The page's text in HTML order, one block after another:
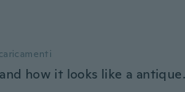
caricamenti
how it looks like a antique.